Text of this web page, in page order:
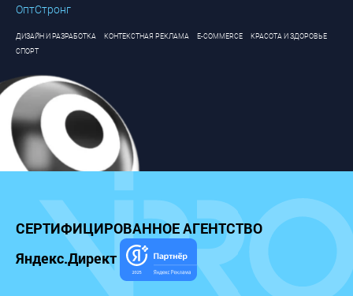
ОптСтронг
ДИЗАЙН И РАЗРАБОТКА КОНТЕКСТНАЯ РЕКЛАМА E-COMMERCE
КРАСОТА И ЗДОРОВЬЕ
СПОРТ
СЕРТИФИЦИРОВАННОЕАГЕНТСТВО
Яндекс.Директ